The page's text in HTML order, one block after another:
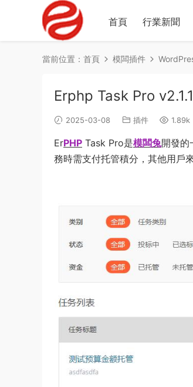
首頁 行業新聞
當前位置： 首頁 模闆插件
Erphp Task Pro
2025-03-08 插件 1.89k
ErPHP Task Pro是模闆兔開發的
務時需支付托管積分，其他用戶